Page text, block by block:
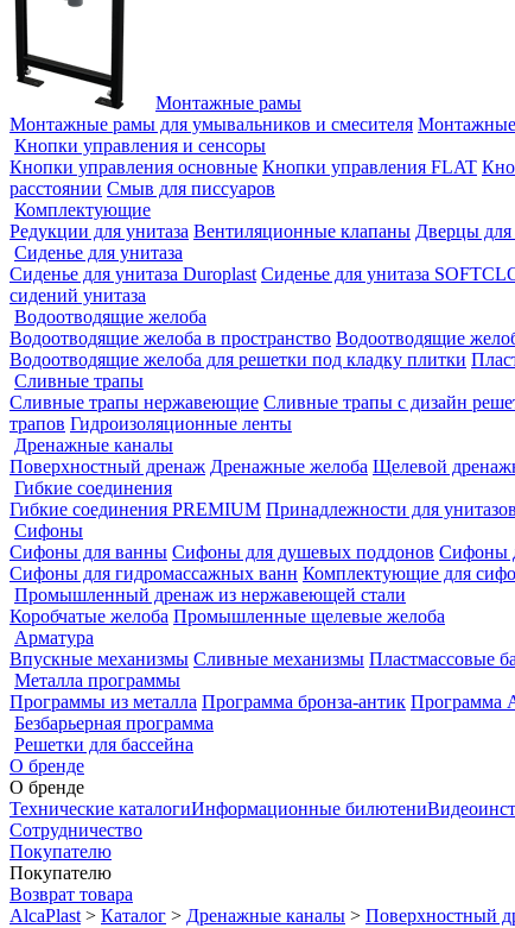
Монтажные рамы
Монтажные рамы для умывальников и смесителя Монтажные
Кнопки управления и сенсоры
Кнопки управления основные Кнопки управления FLAT
расстоянии Смыв для писсуаров
Комплектующие
Редукции для унитаза Вентиляционные клапаны Дверцы
Сиденье для унитаза
Сиденье для унитаза Duroplast Сиденье для унитаза
сидений унитаза
Водоотводящие желоба
Водоотводящие желоба в пространство Водоотводящие
Водоотводящие желоба для решетки под кладку плитки
Сливные трапы
Сливные трапы нержавеющие Сливные трапы с дизайн
трапов Гидроизоляционные ленты
Дренажные каналы
Поверхностный дренаж Дренажные желоба Щелевой
Гибкие соединения
Гибкие соединения PREMIUM Принадлежности для унитазов
Сифоны
Сифоны для ванны Сифоны для душевых поддонов Сифоны
Сифоны для гидромассажных ванн Комплектующие для
Промышленный дренаж из нержавеющей стали
Коробчатые желоба Промышленные щелевые желоба
Арматура
Впускные механизмы Сливные механизмы Пластмассовые
Металла программы
Программы из металла Программа бронза-антик Программа
Безбарьерная программа
Решетки для бассейна
О бренде
О бренде
Технические каталогиИнформационные билютени
Сотрудничество
Покупателю
Покупателю
Возврат товара
AlcaPlast > Каталог > Дренажные каналы > Поверхностный